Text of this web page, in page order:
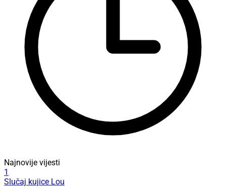
Najnovije vijesti
1
Slučaj kujice Lou